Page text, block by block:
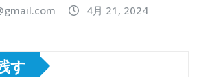
4月 21, 2024
す